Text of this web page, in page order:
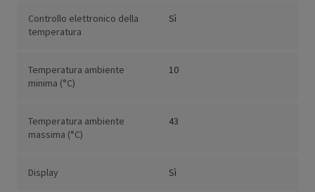
Controllo elettronico della
temperatura
Sì
Temperatura ambiente
minima (°C)
10
Temperatura ambiente
massima (°C)
43
Display Sì